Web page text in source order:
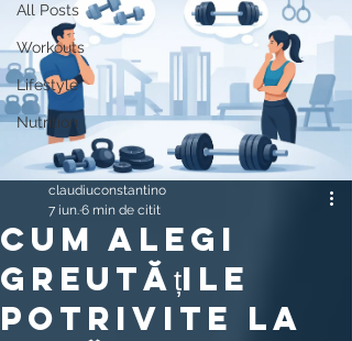
All Posts
Workouts
Lifestyle
Nutrition
Cum alegi
greutățile
potrivite la
claudiuconstantino
7 iun.6 min de citit